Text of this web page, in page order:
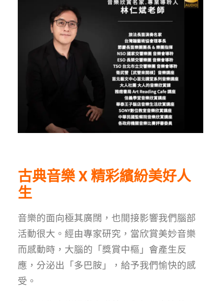
古典音樂 X 精彩繽紛美好人
生
音樂的面向極其廣闊，也間接影響我們腦部
活動很大。經由專家研究，當欣賞美妙音樂
而感動時，大腦的「獎賞中樞」會產生反
應，分泌出「多巴胺」，給予我們愉快的感
受。